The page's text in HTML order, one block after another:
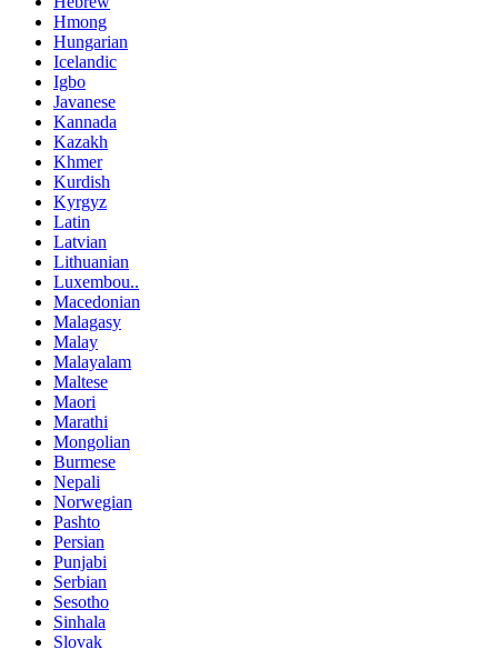
Hmong
Hungarian
Icelandic
Igbo
Javanese
Kannada
Kazakh
Khmer
Kurdish
Kyrgyz
Latin
Latvian
Lithuanian
Luxembou..
Macedonian
Malagasy
Malay
Malayalam
Maltese
Maori
Marathi
Mongolian
Burmese
Nepali
Norwegian
Pashto
Persian
Punjabi
Serbian
Sesotho
Sinhala
Slovak